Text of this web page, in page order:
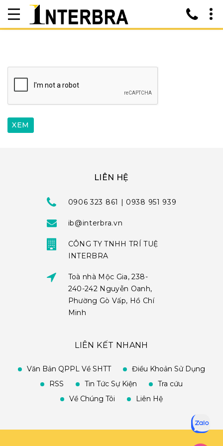
LIÊN HỆ
0906 323 861 | 0938 951 939
ib@interbra.vn
CÔNG TY TNHH TRÍ TUỆ
INTERBRA
Toà nhà Mộc Gia, 238-
240-242 Nguyễn Oanh,
Phường Gò Vấp, Hồ Chí
Minh
LIÊN KẾT NHANH
Văn Bản QPPL Về SHTT
Điều Khoản Sử Dụng
RSS
Tin Tức Sự Kiện
Tra cứu
Về Chúng Tôi
Liên Hệ